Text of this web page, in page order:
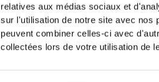
relatives aux médias sociaux et
sur l'utilisation de notre site avec nos
peuvent combiner celles-ci avec
collectées lors de votre utilisation de